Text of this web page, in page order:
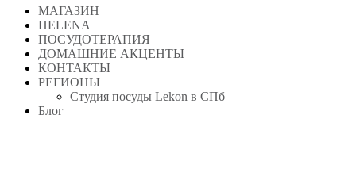
МАГАЗИН
HELENA
ПОСУДОТЕРАПИЯ
ДОМАШНИЕ АКЦЕНТЫ
КОНТАКТЫ
РЕГИОНЫ
Студия посуды Lekon в СПб
Блог